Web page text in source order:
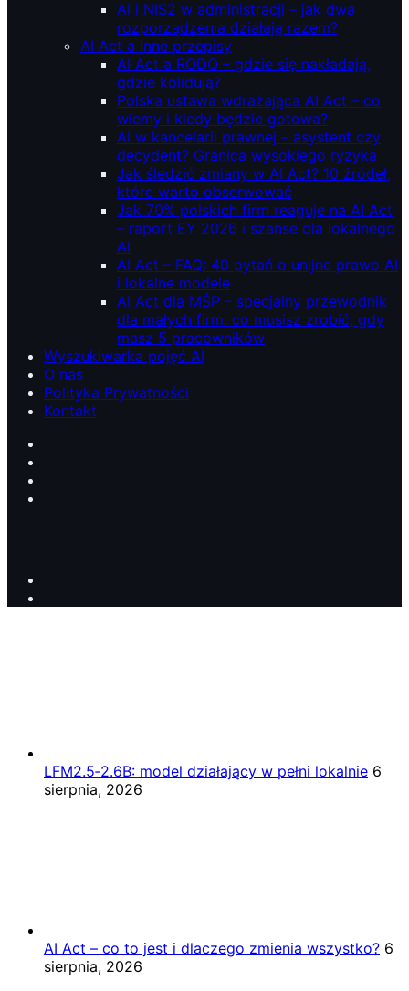
AI i NIS2 w administracji – jak dwa
rozporządzenia działają razem?
AI Act a inne przepisy
AI Act a RODO – gdzie się nakładają,
gdzie kolidują?
Polska ustawa wdrażająca AI Act – co
wiemy i kiedy będzie gotowa?
AI w kancelarii prawnej – asystent czy
decydent? Granica wysokiego ryzyka
Jak śledzić zmiany w AI Act? 10 źródeł,
które warto obserwować
Jak 70% polskich firm reaguje na AI Act
– raport EY 2026 i szanse dla lokalnego
AI
AI Act – FAQ: 40 pytań o unijne prawo AI
i lokalne modele
AI Act dla MŚP – specjalny przewodnik
dla małych firm: co musisz zrobić, gdy
masz 5 pracowników
Wyszukiwarka pojęć AI
O nas
Polityka Prywatności
Kontakt
LFM2.5‑2.6B: model działający w pełni lokalnie 6
sierpnia, 2026
AI Act – co to jest i dlaczego zmienia wszystko? 6
sierpnia, 2026